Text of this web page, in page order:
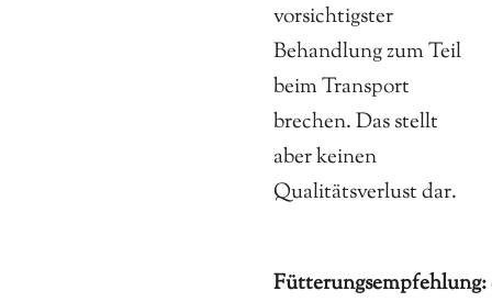
vorsichtigster
Behandlung zum Teil
beim Transport
brechen. Das stellt
aber keinen
Qualitätsverlust dar.
Fütterungsempfehlung: